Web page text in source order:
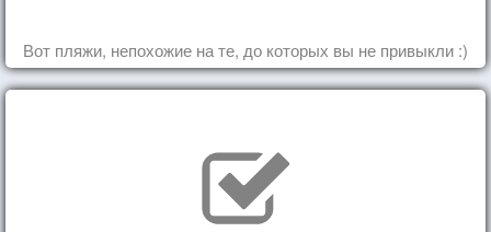
Вот пляжи, непохожие на те, до которых вы не привыкли :)